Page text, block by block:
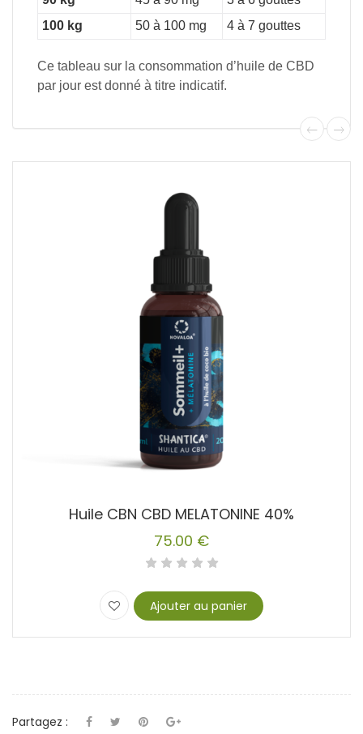
100 kg
50 à 100 mg 4 à 7 gouttes
Ce tableau sur la consommation d’huile de CBD
par jour est donné à titre indicatif.
Huile CBN CBD MELATONINE 40%
75.00 €
Ajouter au panier
Partagez :